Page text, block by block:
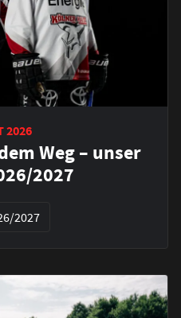
2026
Weg – unser
2027
2027